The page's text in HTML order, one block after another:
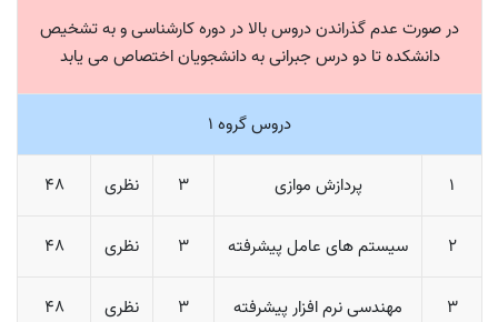
در صورت عدم گذراندن دروس بالا در دوره کارشناسی و به تشخیص
دانشکده تا دو درس جبرانی به دانشجویان اختصاص می یابد
دروس گروه 1
1 پردازش موازی 3 نظری 48
2 سیستم های عامل پیشرفته 3 نظری 48
3 مهندسی نرم افزار پیشرفته 3 نظری 48